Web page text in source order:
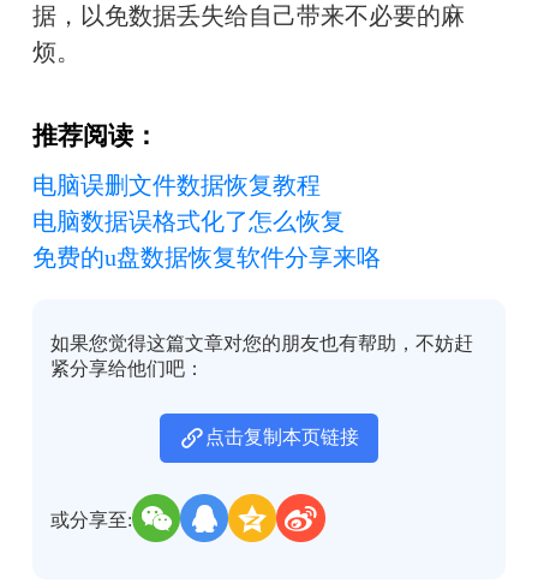
据，以免数据丢失给自己带来不必要的麻
烦。
推荐阅读：
电脑误删文件数据恢复教程
电脑数据误格式化了怎么恢复
免费的u盘数据恢复软件分享来咯
如果您觉得这篇文章对您的朋友也有帮助，不妨赶
紧分享给他们吧：
点击复制本页链接
或分享至: